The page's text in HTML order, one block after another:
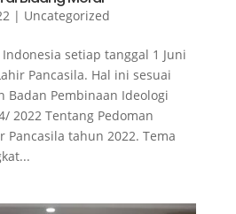
| Uncategorized
Indonesia setiap tanggal 1 Juni
Pancasila. Hal ini sesuai
Badan Pembinaan Ideologi
2022 Tentang Pedoman
Pancasila tahun 2022. Tema